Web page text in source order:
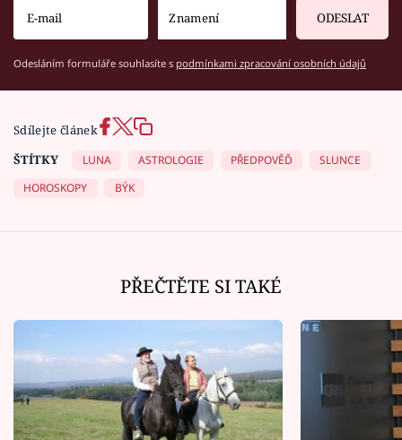
ODESLAT
Odesláním formuláře souhlasíte s podmínkami zpracování osobních údajů
Sdílejte článek
ŠTÍTKY
LUNA ASTROLOGIE PŘEDPOVĚĎ
SLUNCE
HOROSKOPY
BÝK
PŘEČTĚTE SI TAKÉ